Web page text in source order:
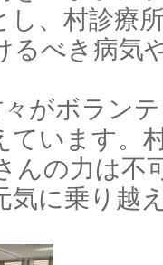
し、村診療
るべき病気
がボラン
ています。
んの力は不
気に乗り越